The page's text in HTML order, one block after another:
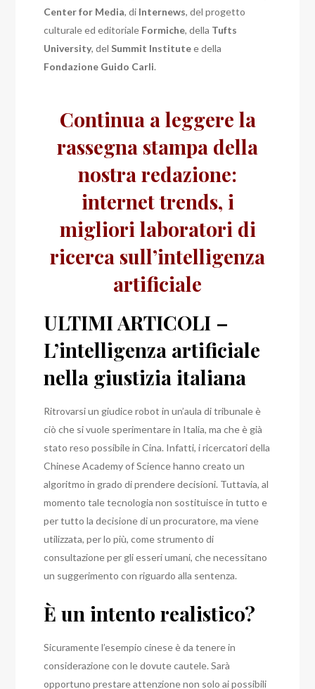
Center for Media, di Internews, del progetto
culturale ed editoriale Formiche, della Tufts
University, del Summit Institutee della
Fondazione Guido Carli.
Continua a leggere la
rassegna stampa della
nostra redazione:
internet trends, i
migliori laboratori di
ricerca sull’intelligenza
artificiale
ULTIMI ARTICOLI –
L’intelligenza artificiale
nella giustizia italiana
Ritrovarsi un giudice robot in un’aula di tribunale è
ciò che si vuole sperimentare in Italia, ma che è già
stato reso possibile in Cina. Infatti, i ricercatori della
Chinese Academy of Science hanno creato un
algoritmo in grado di prendere decisioni. Tuttavia, al
momento tale tecnologia non sostituisce in tutto e
per tutto la decisione di un procuratore, ma viene
utilizzata, per lo più, come strumento di
consultazione per gli esseri umani, che necessitano
un suggerimento con riguardo alla sentenza.
È un intento realistico?
Sicuramente l’esempio cinese è da tenere in
considerazione con le dovute cautele. Sarà
opportuno prestare attenzione non solo ai possibili